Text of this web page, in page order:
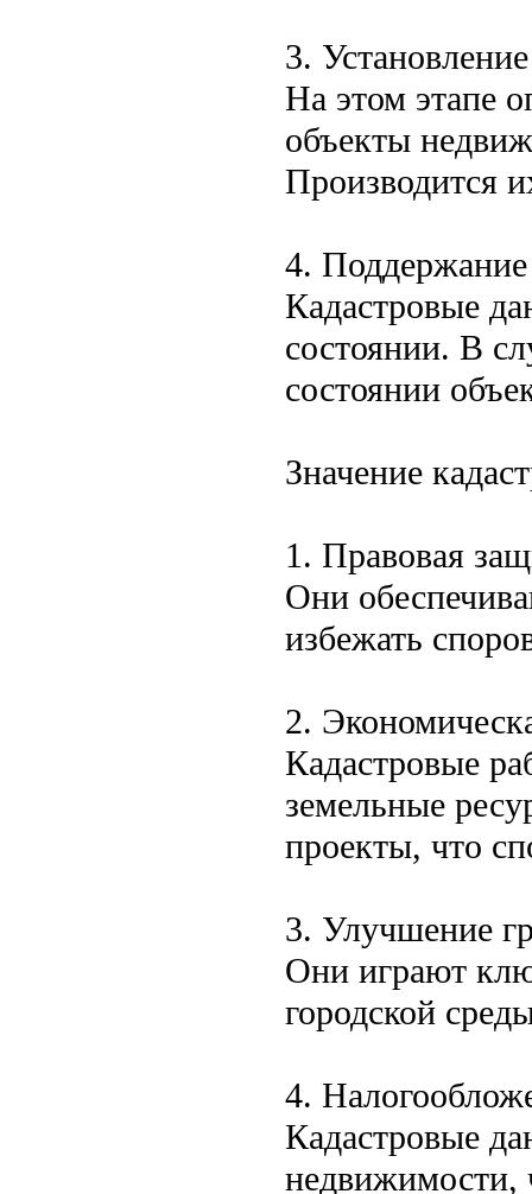
3.
На этом этапе
объекты
Производится
4.
Кадастровые
состоянии. В
состоянии
Значение
1. Правовая
Они
избежать
2.
Кадастровые
земельные
проекты, что
3. Улучшение
Они играют
городской
4.
Кадастровые
недвижимости,